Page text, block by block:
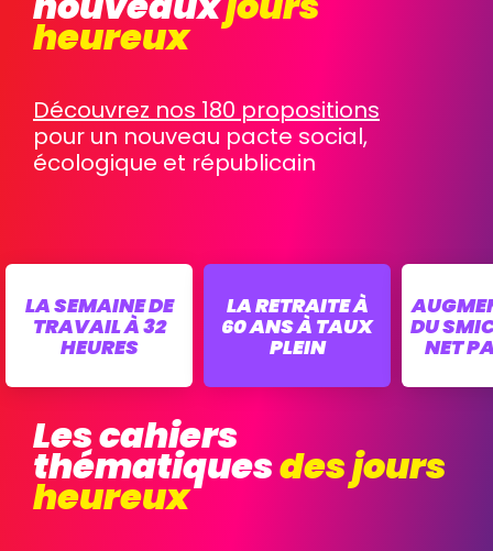
heureux
Découvrez nos 180 propositions
pour un nouveau pacte social,
écologique et républicain
LA SEMAINE DE
TRAVAIL À 32
HEURES
LA RETRAITE À
60 ANS À TAUX
PLEIN
DU
NET
Les cahiers
thématiquesdes jours
heureux